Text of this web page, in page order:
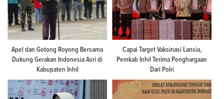
Apel dan Gotong Royong Bersama
Dukung Gerakan Indonesia Asri di
Kabupaten Inhil
Capai Target Vaksinasi Lansia,
Pemkab Inhil Terima Penghargaan
Dari Polri